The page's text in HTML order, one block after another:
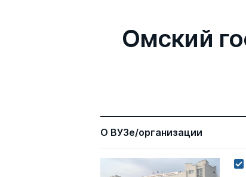
Омский
О ВУЗе/организации